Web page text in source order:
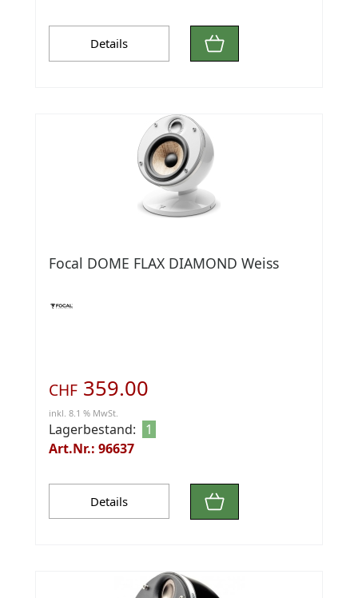
Details
Focal DOME FLAX DIAMOND Weiss
CHF 359.00
inkl. 8.1 % MwSt.
Lagerbestand:
1
Art.Nr.: 96637
Details